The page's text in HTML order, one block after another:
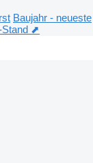
Baujahr - neueste
Stand ⬈